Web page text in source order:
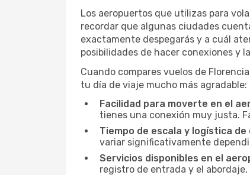
Los aeropuertos que utilizas para
recordar que algunas ciudades
exactamente despegarás y a cuál
posibilidades de hacer conexiones y
Cuando compares vuelos de
tu día de viaje mucho más agradable:
Facilidad para moverte en el
tienes una conexión muy justa.
Tiempo de escala y logística de
variar significativamente
Servicios disponibles en el
registro de entrada y el